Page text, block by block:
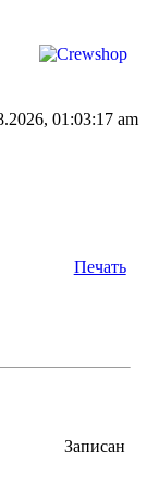
01:03:17 am
Печать
Записан